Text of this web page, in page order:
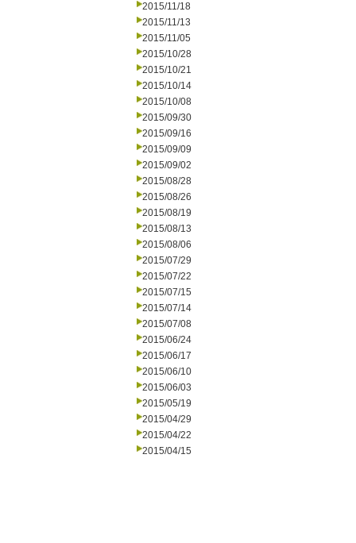
2015/11/18
2015/11/13
2015/11/05
2015/10/28
2015/10/21
2015/10/14
2015/10/08
2015/09/30
2015/09/16
2015/09/09
2015/09/02
2015/08/28
2015/08/26
2015/08/19
2015/08/13
2015/08/06
2015/07/29
2015/07/22
2015/07/15
2015/07/14
2015/07/08
2015/06/24
2015/06/17
2015/06/10
2015/06/03
2015/05/19
2015/04/29
2015/04/22
2015/04/15